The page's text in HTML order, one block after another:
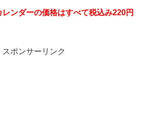
ンダーの価格はすべて税込み220円
スポンサーリンク